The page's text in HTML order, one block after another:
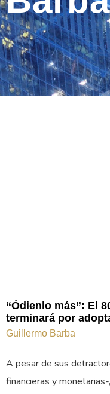
“Ódienlo más”: El
terminará por
Guillermo Barba
A pesar de sus
financieras y